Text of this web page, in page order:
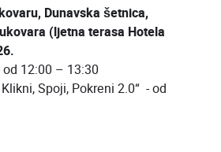
Dunavska šetnica,
(ljetna terasa Hotela
od 12:00 – 13:30
Klikni, Spoji, Pokreni 2.0“ - od